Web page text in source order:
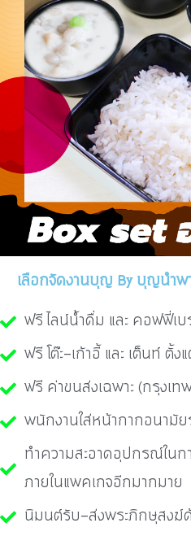
เลือกจัดงานบุญ By บุญนำ
ฟรี ไลน์น้ำดื่ม และ คอฟฟี่เ
ฟรี โต๊ะ-เก้าอี้ และ เต็นท์ ตั้
ฟรี ค่าขนส่งเฉพาะ (กรุงเ
พนักงานใส่หน้ากากอนามัย
ทำความสะอาดอุปกรณ์ในก
ภายในแพคเกจอีกมากมาย
นิมนต์รับ-ส่งพระภิกษุสงฆ์